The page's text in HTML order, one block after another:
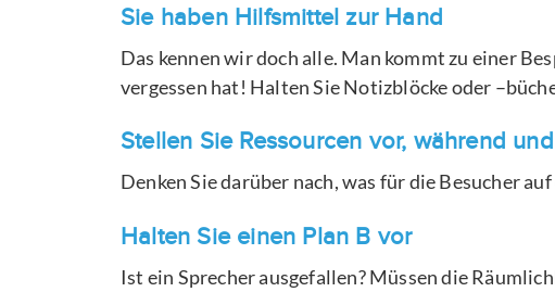
Sie haben Hilfsmittel zur Hand
Das kennen wir doch alle. Man kommt zu einer
vergessen hat! Halten Sie Notizblöcke oder
Stellen Sie Ressourcen vor, während
Denken Sie darüber nach, was für die Besucher
Halten Sie einen Plan B vor
Ist ein Sprecher ausgefallen? Müssen die